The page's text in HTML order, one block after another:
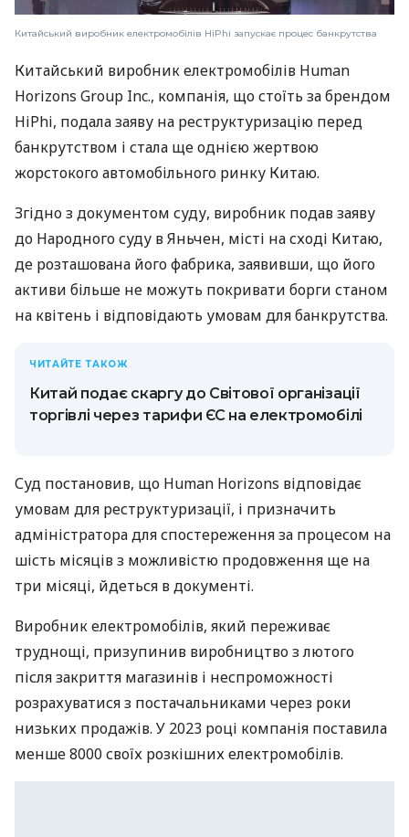
Китайський виробник електромобілів HiPhi запускає процес банкрутства
Китайський виробник електромобілів Human
Horizons Group Inc., компанія, що стоїть за брендом
HiPhi, подала заяву на реструктуризацію перед
банкрутством і стала ще однією жертвою
жорстокого автомобільного ринку Китаю.
Згідно з документом суду, виробник подав заяву
до Народного суду в Яньчен, місті на сході Китаю,
де розташована його фабрика, заявивши, що його
активи більше не можуть покривати борги станом
на квітень і відповідають умовам для банкрутства.
ЧИТАЙТЕ ТАКОЖ
Китай подає скаргу до Світової організації
торгівлі через тарифи ЄС на електромобілі
Суд постановив, що Human Horizons відповідає
умовам для реструктуризації, і призначить
адміністратора для спостереження за процесом на
шість місяців з можливістю продовження ще на
три місяці, йдеться в документі.
Виробник електромобілів, який переживає
труднощі, призупинив виробництво з лютого
після закриття магазинів і неспроможності
розрахуватися з постачальниками через роки
низьких продажів. У 2023 році компанія поставила
менше 8000 своїх розкішних електромобілів.